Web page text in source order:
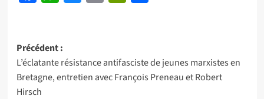
Navigation
d’article
Précédent :
L’éclatante résistance antifasciste de jeunes marxistes en
Bretagne, entretien avec François Preneau et Robert
Hirsch